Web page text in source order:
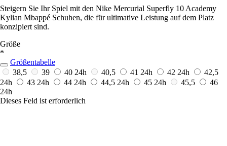
Steigern Sie Ihr Spiel mit den Nike Mercurial Superfly 10 Academy
Kylian Mbappé Schuhen, die für ultimative Leistung auf dem Platz
konzipiert sind.
Größe
*
Größentabelle
38,5
39 40 24h 40,5 41 24h 42 24h
42,5
24h
43 24h 44 24h 44,5 24h 45 24h 45,5
46
24h
Dieses Feld ist erforderlich